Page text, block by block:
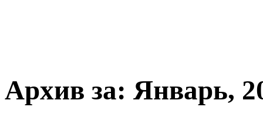
Архив за: Январь,